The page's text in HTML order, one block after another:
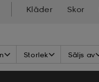
Kläder Skor
& Ladda
Storlek Säljs av